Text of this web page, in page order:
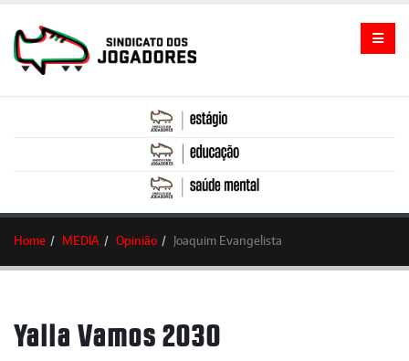
Home MEDIA Opinião Joaquim Evangelista
Yalla Vamos 2030